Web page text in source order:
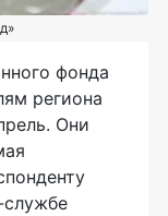
фонда
региона
Они
службе